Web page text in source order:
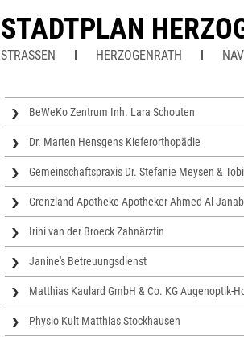
STADTPLAN
STRASSEN HERZOGENRATH
BeWeKo Zentrum Inh. Lara Schouten
Dr. Marten Hensgens Kieferorthopädie
Gemeinschaftspraxis Dr. Stefanie Meysen &
Grenzland-Apotheke Apotheker Ahmed Al-
Irini van der Broeck Zahnärztin
Janine's Betreuungsdienst
Matthias Kaulard GmbH & Co. KG Augenoptik-
Physio Kult Matthias Stockhausen